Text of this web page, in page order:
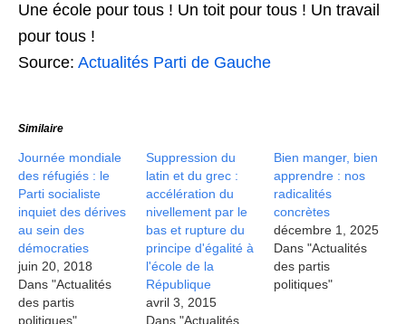
Une école pour tous ! Un toit pour tous ! Un travail
pour tous !
Source: Actualités Parti de Gauche
Similaire
Journée mondiale
des réfugiés : le
Parti socialiste
inquiet des dérives
au sein des
démocraties
juin 20, 2018
Dans "Actualités
des partis
politiques"
Suppression du
latin et du grec :
accélération du
nivellement par le
bas et rupture du
principe d'égalité à
l'école de la
République
avril 3, 2015
Dans "Actualités
Bien manger, bien
apprendre : nos
radicalités
concrètes
décembre 1, 2025
Dans "Actualités
des partis
politiques"